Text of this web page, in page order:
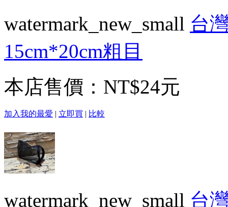
watermark_new_small 台
15cm*20cm粗目
本店售價： NT$24元
加入我的最愛 | 立即買 | 比較
watermark_new_small 台